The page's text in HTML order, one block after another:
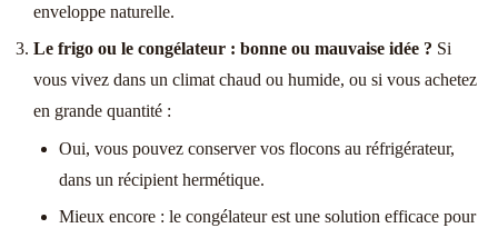
enveloppe naturelle.
Le frigo ou le congélateur : bonne ou mauvaise idée ? Si
vous vivez dans un climat chaud ou humide, ou si vous achetez
en grande quantité :
Oui, vous pouvez conserver vos flocons au réfrigérateur,
dans un récipient hermétique.
Mieux encore : le congélateur est une solution efficace pour